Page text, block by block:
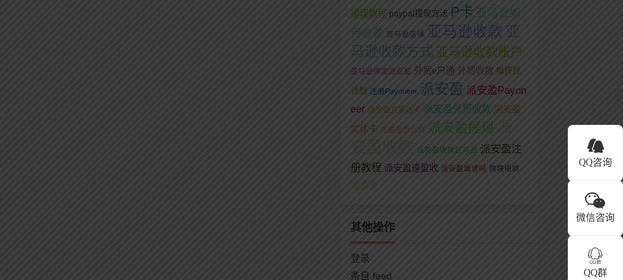
提现教程 paypal提现方法 P卡 亚马逊如
何收款 亚马逊店铺 亚马逊收款 亚
马逊收款方式 亚马逊收款账户
亚马逊绑定派安盈 外贸e户通 外贸收款 橄榄枝
计划 注册Payoneer 派安盈 派安盈Payon
eer 派安盈万事达卡 派安盈外贸收款 派安盈
实体卡 派安盈怎么样 派安盈提现 派
安盈收款 派安盈收款亚马逊 派安盈注
册教程 派安盈速盈收 派安盈靠谱吗 跨境电商
速盈收
其他操作
登录
条目 feed
QQ咨询
微信咨询
QQ群